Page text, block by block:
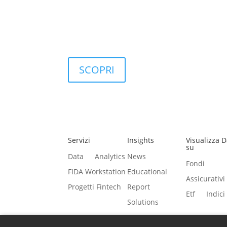
SCOPRI
Servizi
Data
Analytics
FIDA Workstation
Progetti Fintech
Insights
News
Educational
Report
Solutions
Visualizza
su
Fondi
Assicurativi
Etf
Indici